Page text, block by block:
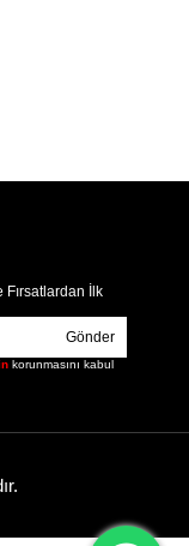
İlk
Gönder
korunmasını kabul